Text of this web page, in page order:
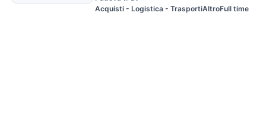
Acquisti - Logistica - TrasportiAltroFull time